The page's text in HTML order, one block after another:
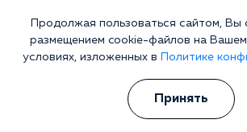
Продолжая пользоваться сайтом, Вы
размещением cookie-файлов на
условиях, изложенных в
Политике
Принять